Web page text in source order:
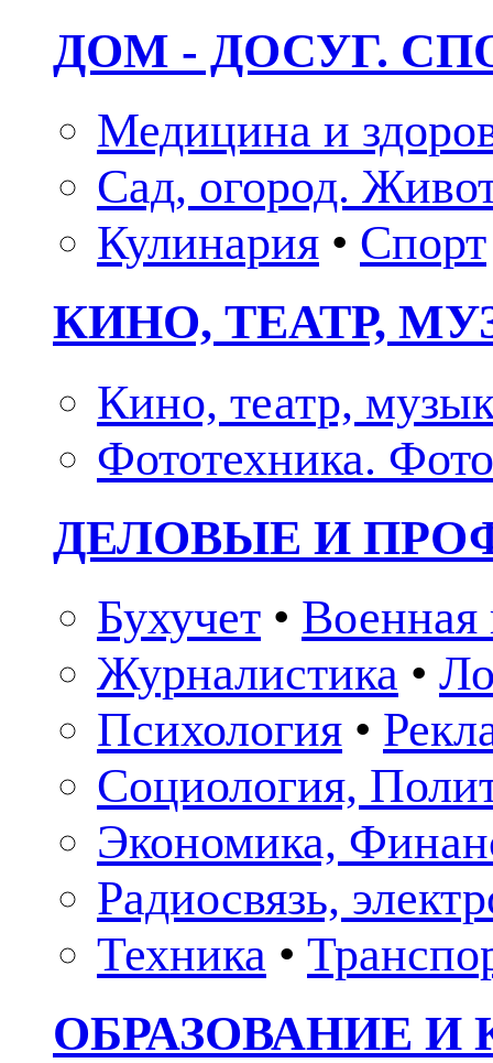
ДОМ - ДОСУГ.
Медицина и
Сад, огород.
Кулинария • Спорт
КИНО, ТЕАТР,
Кино, театр,
Фототехника.
ДЕЛОВЫЕ И
Бухучет • Военная
Журналистика •
Психология •
Социология,
Экономика,
Радиосвязь,
Техника •
ОБРАЗОВАНИЕ И